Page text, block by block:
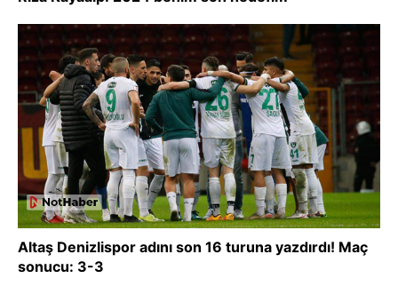
Altaş Denizlispor adını son 16 turuna yazdırdı! Maç
sonucu: 3-3